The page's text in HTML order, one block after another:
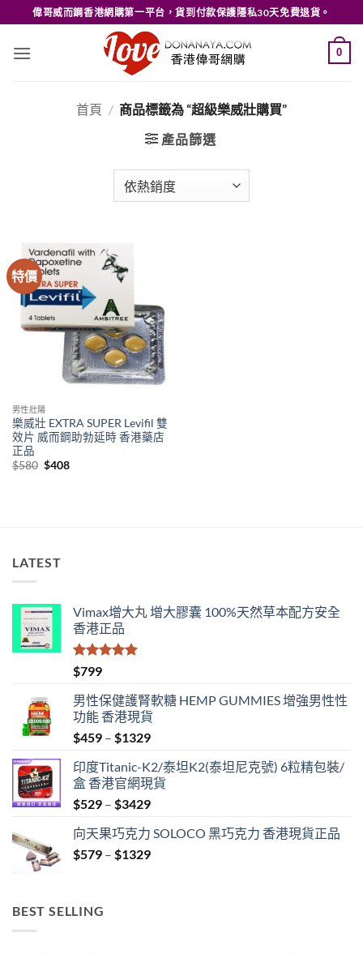
to
content
偉哥威而鋼香港網購第一平台，貨到付款保護隱私30天免費退貨。
0
首頁 / 商品標籤為 “超級樂威壯購買”
產品篩選
特價
男性壯陽
樂威壯 EXTRA SUPER Levifil 雙
效片 威而鋼助勃延時 香港藥店
正品
$580 Original
$408Current
LATEST
Vimax增大丸 增大膠囊 100%天然草本配方安全
香港正品
評分
滿分 5
$799
男性保健護腎軟糖 HEMP GUMMIES 增強男性性
功能 香港現貨
$459 – $1329Price
$459
through
$1329
印度Titanic-K2/泰坦K2(泰坦尼克號) 6粒精包裝/
盒 香港官網現貨
$529 – $3429Price
$529
through
向天果巧克力 SOLOCO 黑巧克力 香港現貨正品
$579 – $1329Price
BEST SELLING